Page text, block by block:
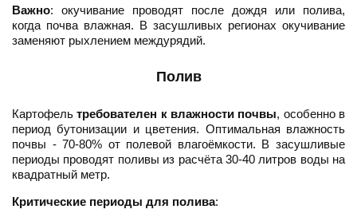
Важно: окучивание проводят после дождя или полива,
когда почва влажная. В засушливых регионах окучивание
заменяют рыхлением междурядий.
Полив
Картофельтребователен к влажности почвы, особенно в
период бутонизации и цветения. Оптимальная влажность
почвы - 70-80% от полевой влагоёмкости. В засушливые
периоды проводят поливы из расчёта 30-40 литров воды на
квадратный метр.
Критические периоды для полива: